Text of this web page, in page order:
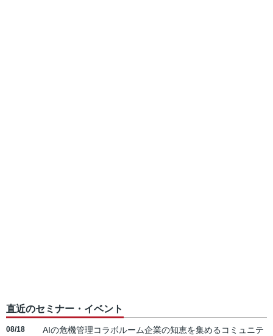
直近のセミナー・イベント
08/18
AIの危機管理コラボルーム企業の知恵を集めるコミュニテ